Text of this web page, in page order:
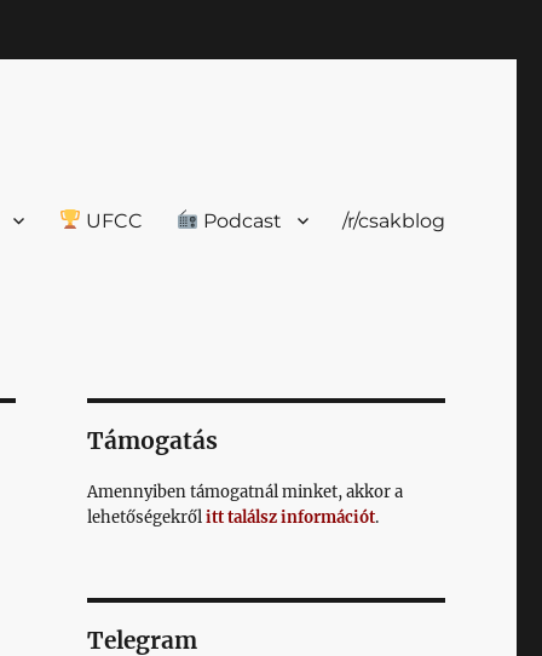
UFCC Podcast /r/csakblog
Támogatás
Amennyiben támogatnál minket, akkor a
lehetőségekrőlitt találsz információt.
Telegram